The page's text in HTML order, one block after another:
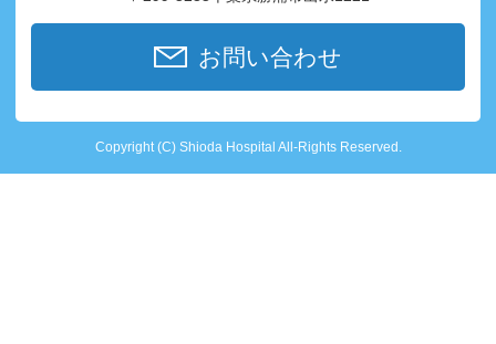
お問い合わせ
Copyright (C) Shioda Hospital All-Rights Reserved.